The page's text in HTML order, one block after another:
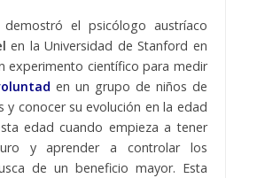
el psicólogo austríaco
en la Universidad de Stanford en
experimento científico para medir
en un grupo de niños de
y conocer su evolución en la edad
edad cuando empieza a tener
y aprender a controlar los
de un beneficio mayor. Esta